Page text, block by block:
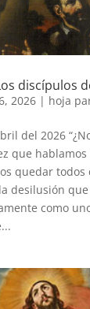
discípulos
2026| hoja
del 2026
que
quedar
desilusión
como